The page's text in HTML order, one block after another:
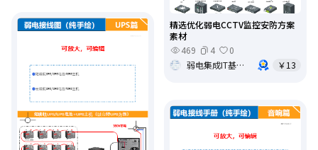
精选优化弱电CCTV监控安防方案
素材
469
4
0
弱电集成IT基础架构运维
￥13